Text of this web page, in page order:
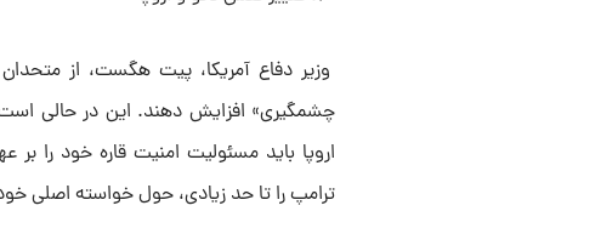
وزیر دفاع آمریکا، پیت هگست، از
چشمگیری» افزایش دهند. این در حالی
اروپا باید مسئولیت امنیت قاره خود را
ترامپ را تا حد زیادی، حول خواسته اصلی